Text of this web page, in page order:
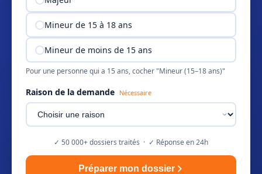
Mineur de 15 à 18 ans
Mineur de moins de 15 ans
Pour une personne qui a 15 ans, cocher "Mineur (15–18 ans)"
Raison de la demande Nécessaire
✓ 50 000+ dossiers traités · ✓ Réponse en 24h
Préparer mon dossier